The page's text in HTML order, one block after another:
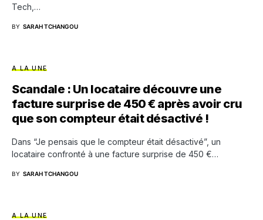
Tech,…
BY SARAH TCHANGOU
A LA UNE
Scandale : Un locataire découvre une
facture surprise de 450 € après avoir cru
que son compteur était désactivé !
Dans “Je pensais que le compteur était désactivé”, un
locataire confronté à une facture surprise de 450 €…
BY SARAH TCHANGOU
A LA UNE